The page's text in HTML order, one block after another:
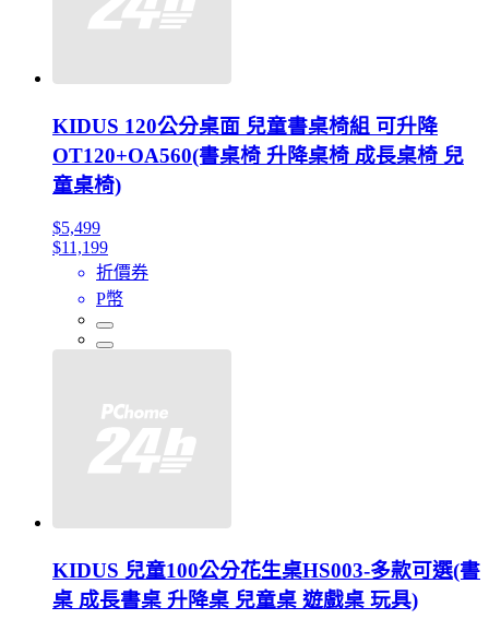
KIDUS 120公分桌面 兒童書桌椅組 可升降
OT120+OA560(書桌椅 升降桌椅 成長桌椅 兒
童桌椅)
$5,499
$11,199
折價券
P幣
KIDUS 兒童100公分花生桌HS003-多款可選(書
桌 成長書桌 升降桌 兒童桌 遊戲桌 玩具)